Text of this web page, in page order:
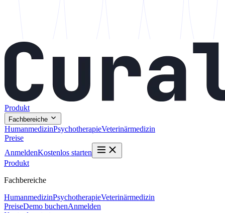
Produkt
Fachbereiche
HumanmedizinPsychotherapieVeterinärmedizin
Preise
AnmeldenKostenlos starten
Produkt
Fachbereiche
HumanmedizinPsychotherapieVeterinärmedizin
PreiseDemo buchenAnmelden